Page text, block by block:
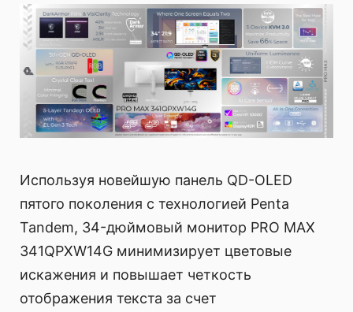
Используя новейшую панель QD-OLED
пятого поколения с технологией Penta
Tandem, 34-дюймовый монитор PRO MAX
341QPXW14G минимизирует цветовые
искажения и повышает четкость
отображения текста за счет